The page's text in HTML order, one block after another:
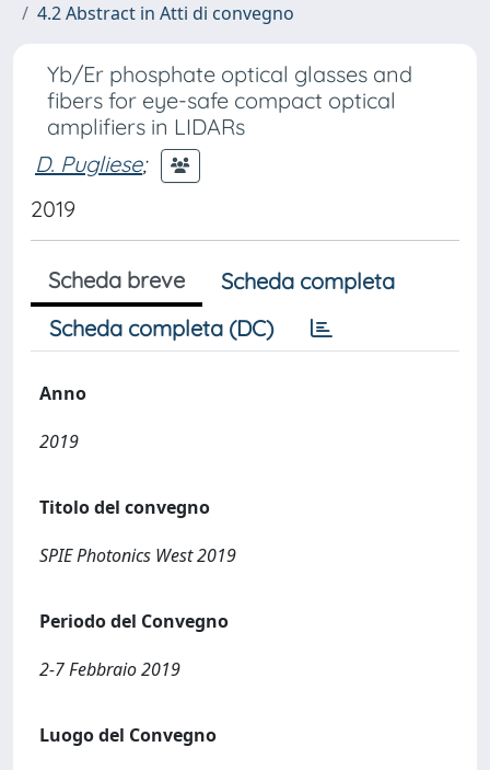
4.2 Abstract in Atti di convegno
Yb/Er phosphate optical glasses and
fibers for eye-safe compact optical
amplifiers in LIDARs
D. Pugliese;
2019
Scheda breve
Scheda completa
Scheda completa (DC)
Anno
2019
Titolo del convegno
SPIE Photonics West 2019
Periodo del Convegno
2-7 Febbraio 2019
Luogo del Convegno